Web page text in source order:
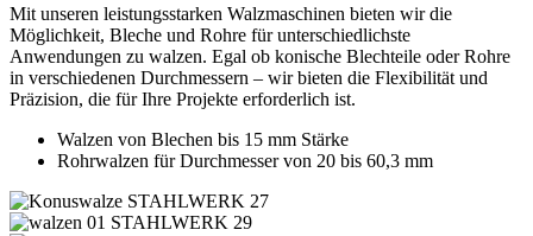
Mit unseren leistungsstarken Walzmaschinen bieten wir die
Möglichkeit, Bleche und Rohre für unterschiedlichste
Anwendungen zu walzen. Egal ob konische Blechteile oder Rohre
in verschiedenen Durchmessern – wir bieten die Flexibilität und
Präzision, die für Ihre Projekte erforderlich ist.
Walzen von Blechen bis 15 mm Stärke
Rohrwalzen für Durchmesser von 20 bis 60,3 mm